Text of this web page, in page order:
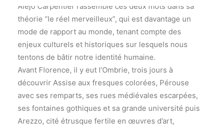
Alejo Carpentier rassemble ces deux mots dans sa
théorie “le réel merveilleux”, qui est davantage un
mode de rapport au monde, tenant compte des
enjeux culturels et historiques sur lesquels nous
tentons de bâtir notre identité humaine.
Avant Florence, il y eut l’Ombrie, trois jours à
découvrir Assise aux fresques colorées, Pérouse
avec ses remparts, ses rues médiévales escarpées,
ses fontaines gothiques et sa grande université puis
Arezzo, cité étrusque fertile en œuvres d’art,